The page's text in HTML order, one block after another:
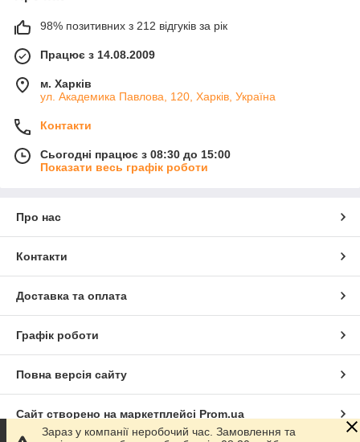
98% позитивних з 212 відгуків за рік
Працює з 14.08.2009
м. Харків
ул. Академика Павлова, 120, Харків, Україна
Контакти
Сьогодні працює з 08:30 до 15:00
Показати весь графік роботи
Про нас
Контакти
Доставка та оплата
Графік роботи
Повна версія сайту
Сайт створено на маркетплейсі Prom.ua
Зараз у компанії неробочий час. Замовлення та